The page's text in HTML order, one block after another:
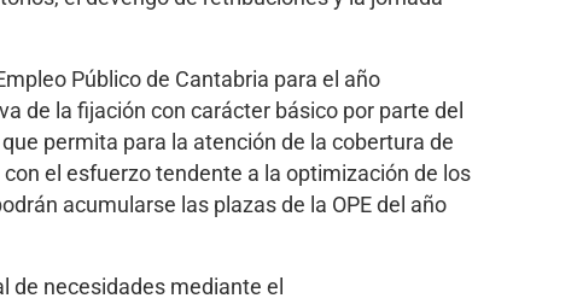
Público de Cantabria para el año
de la fijación con carácter básico por parte del
permita para la atención de la cobertura de
el esfuerzo tendente a la optimización de los
acumularse las plazas de la OPE del año
necesidades mediante el